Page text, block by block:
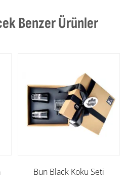
Benzer Ürünler
Bun Black Koku Seti